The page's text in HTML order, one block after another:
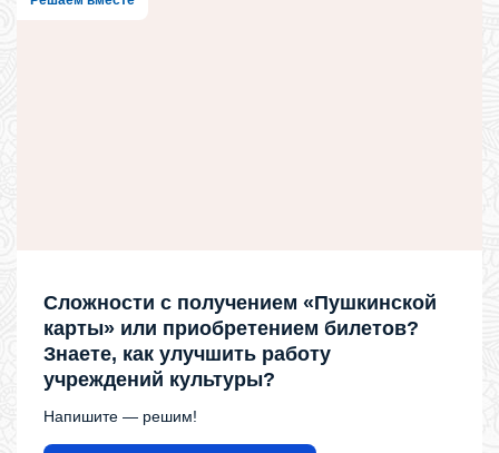
Сложности с получением «Пушкинской
карты» или приобретением билетов?
Знаете, как улучшить работу
учреждений культуры?
Напишите — решим!